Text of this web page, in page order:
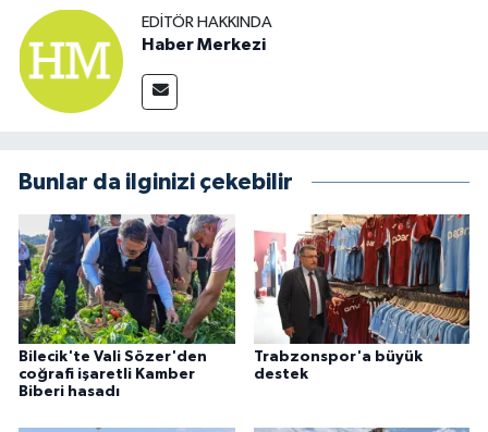
EDITÖR HAKKINDA
Haber Merkezi
Bunlar da ilginizi çekebilir
Bilecik'te Vali Sözer'den
coğrafi işaretli Kamber
Biberi hasadı
Trabzonspor'a büyük
destek